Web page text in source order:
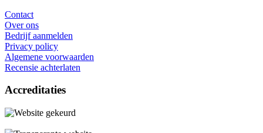
Contact
Over ons
Bedrijf aanmelden
Privacy policy
Algemene voorwaarden
Recensie achterlaten
Accreditaties